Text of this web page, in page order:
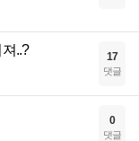
..? 17
댓글
0
댓글